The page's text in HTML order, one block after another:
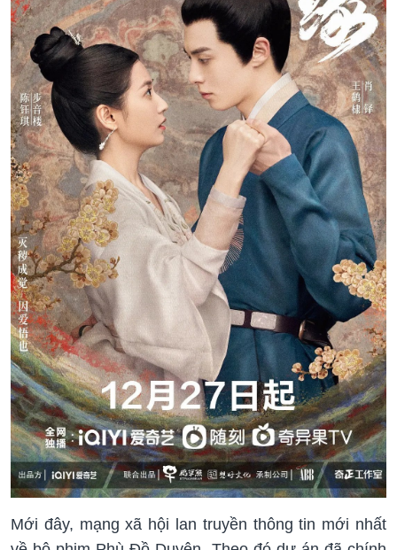
Mới đây, mạng xã hội lan truyền thông tin mới nhất